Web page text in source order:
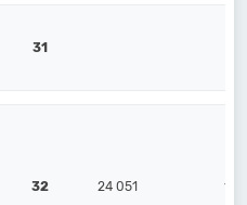
31
32 24 051 19